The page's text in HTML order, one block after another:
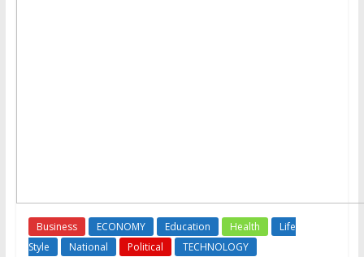
Business ECONOMY Education Health
Life
Style
National Political TECHNOLOGY